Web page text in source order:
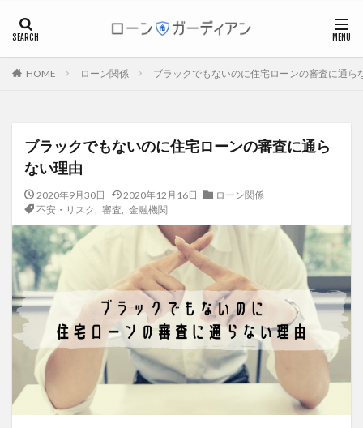
HOME ローン関係 ブラックでもないのに住宅ローンの審査に通ら
ブラックでもないのに住宅ローンの審査に通ら
ない理由
2020年9月30日 2020年12月16日
ローン関係
不安・リスク
審査 金融機関
カテゴリー
タグ
フラット35
マンション
ワンルームマンション
不動産投資
不安・リスク
住宅ローン
住宅ローン、借り換え
住宅ローン控除
個人事業主
個人事業主・フリーランス
基礎知識
後悔
必要書類 戸建 担保
確定申告
税金 繰上返済
親子ローン
費用
資産運用 資金計画
返済
金利 金融機関 銀行
頭金